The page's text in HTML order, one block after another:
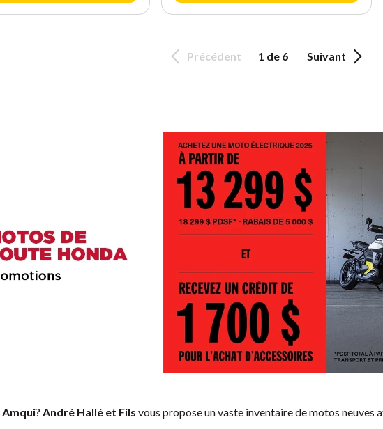
Précédent 1 de 6 Suivant
Amqui? André Hallé et Fils vous propose un vaste inventaire de motos neuves